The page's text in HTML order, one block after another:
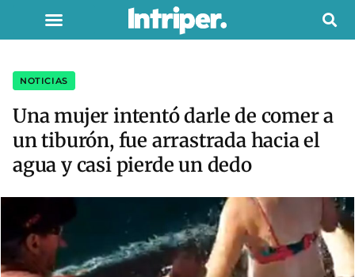
NOTICIAS
Una mujer intentó darle de comer a
un tiburón, fue arrastrada hacia el
agua y casi pierde un dedo